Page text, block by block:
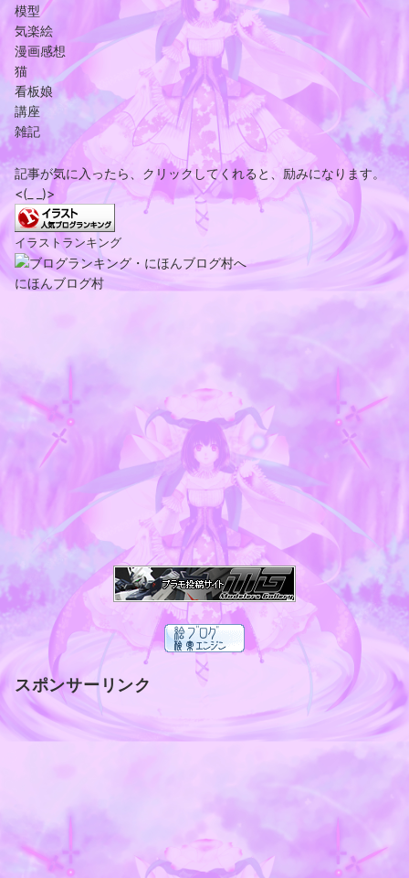
模型
気楽絵
漫画感想
猫
看板娘
講座
雑記
記事が気に入ったら、クリックしてくれると、励みになります。
<(_ _)>
イラストランキング
にほんブログ村
スポンサーリンク